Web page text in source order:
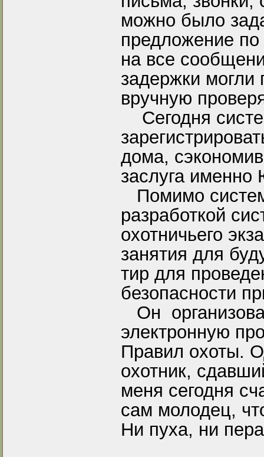
можно было
предложение
на все
задержки могли
вручную
Сегодня
дома,
заслуга
Помимо
разработкой
охотничьего
занятия для
тир для
безопасности
Он
электронную
Правил охоты.
охотник,
меня сегодня
сам молодец,
Ни пуха, ни